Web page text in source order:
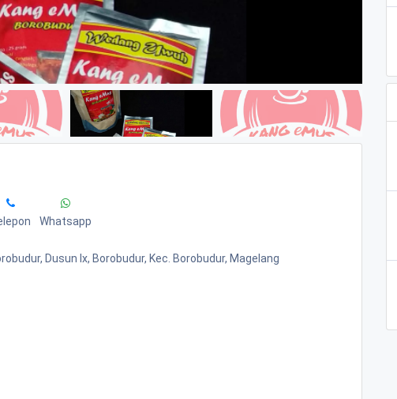
Whatsapp
Dusun Ix, Borobudur, Kec. Borobudur, Magelang